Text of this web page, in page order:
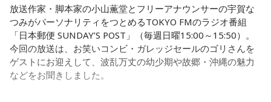
古賀誠さん、山崎拓さん、村上正邦さん、といった方も。大
物が同じ県内にたくさんいることが、ドンを生み出す第2の条
件です」
長野「はい」
スの人気者の行動を観察。「面白いことをやると人が集ま
る」という気づきを得て、掃除の時間に机の上で松田聖子さ
んの「青い珊瑚礁」を歌いながら一発芸を披露。最初は教室
が静まり返ったものの、その後は「あんなに無口だった転校
生が急に変なことをやり出した」と話題になり、「お前、お
もろいな」「遊ぼうや」と友達の輪が一気に広がったといい
放送作家・脚本家の小山薫堂とフリーアナウンサーの宇賀な
つみがパーソナリティをつとめるTOKYO FMのラジオ番組
「日本郵便 SUNDAY’S POST」（毎週日曜15:00～15:50）。
今回の放送は、お笑いコンビ・ガレッジセールのゴリさんを
ゲストにお迎えして、波乱万丈の幼少期や故郷・沖縄の魅力
などをお聞きしました。